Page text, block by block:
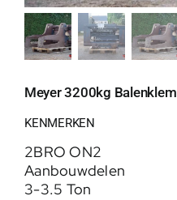
Meyer 3200kg Balenklem
KENMERKEN
2BRO ON2
Aanbouwdelen
3-3.5 Ton